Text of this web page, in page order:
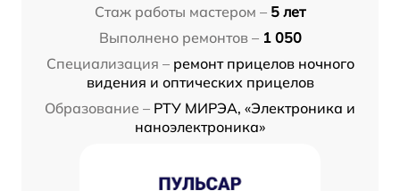
Стаж работы мастером – 5 лет
Выполнено ремонтов – 1 050
Специализация – ремонт прицелов ночного
видения и оптических прицелов
Образование – РТУ МИРЭА, «Электроника и
наноэлектроника»